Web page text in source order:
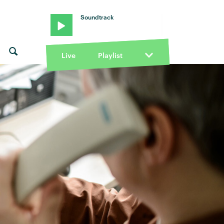
Soundtrack
Peters · "Questions" von Maisie Peters · "Questions" von
Live Playlist